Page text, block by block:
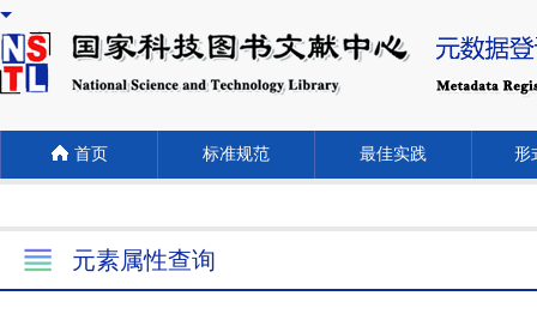
首页 标准规范 最佳实践 形
元素属性查询